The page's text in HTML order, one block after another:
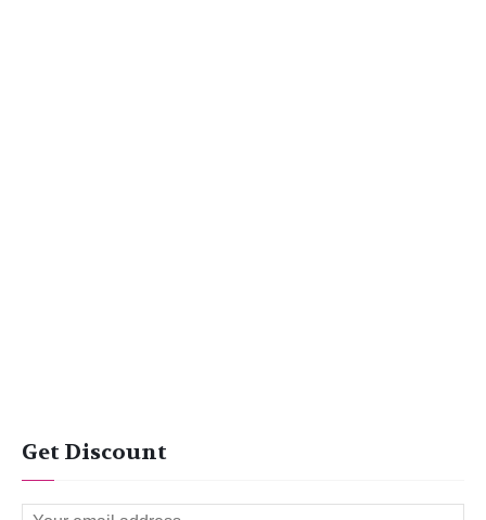
Get Discount